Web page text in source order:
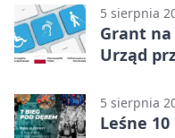
5 sierpnia
Grant
Urząd
5 sierpnia
Leśne